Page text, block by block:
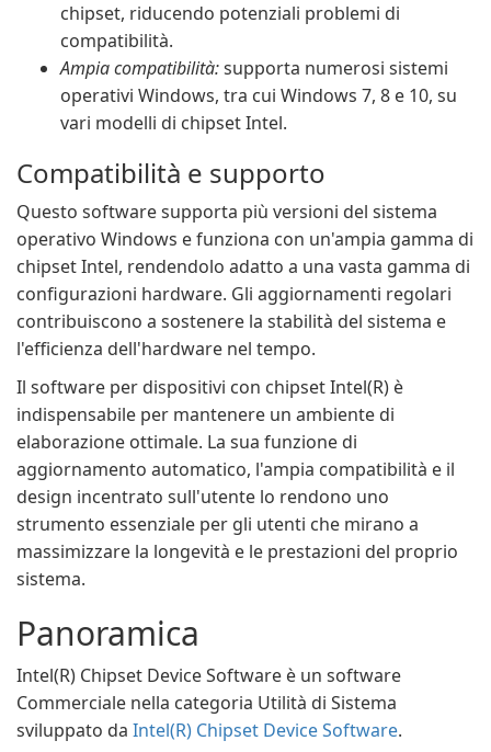
chipset, riducendo potenziali problemi di
compatibilità.
Ampia compatibilità:supporta numerosi sistemi
operativi Windows, tra cui Windows 7, 8 e 10, su
vari modelli di chipset Intel.
Compatibilità e supporto
Questo software supporta più versioni del sistema
operativo Windows e funziona con un'ampia gamma di
chipset Intel, rendendolo adatto a una vasta gamma di
configurazioni hardware. Gli aggiornamenti regolari
contribuiscono a sostenere la stabilità del sistema e
l'efficienza dell'hardware nel tempo.
Il software per dispositivi con chipset Intel(R) è
indispensabile per mantenere un ambiente di
elaborazione ottimale. La sua funzione di
aggiornamento automatico, l'ampia compatibilità e il
design incentrato sull'utente lo rendono uno
strumento essenziale per gli utenti che mirano a
massimizzare la longevità e le prestazioni del proprio
sistema.
Panoramica
Intel(R) Chipset Device Software è un software
Commerciale nella categoria Utilità di Sistema
sviluppato da Intel(R) Chipset Device Software.